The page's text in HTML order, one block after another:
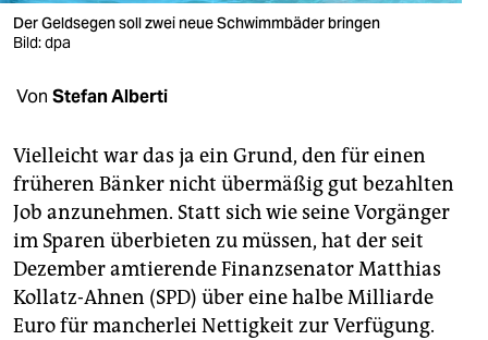
verlag
shop
fragen & hilfe
unterstützen
abo
genossenschaft
epaper login
Der Geldsegen soll zwei neue Schwimmbäder bringen
Bild: dpa
Von Stefan Alberti
Vielleicht war das ja ein Grund, den für einen
früheren Bänker nicht übermäßig gut bezahlten
Job anzunehmen. Statt sich wie seine Vorgänger
im Sparen überbieten zu müssen, hat der seit
Dezember amtierende Finanzsenator Matthias
Kollatz-Ahnen (SPD) über eine halbe Milliarde
Euro für mancherlei Nettigkeit zur Verfügung.